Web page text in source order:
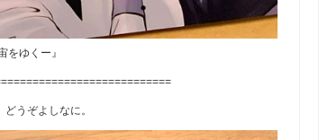
をゆくー』
うぞよしなに。